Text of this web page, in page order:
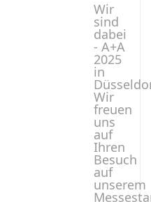
Wir
sind
dabei
- A+A
2025
in
Wir
freuen
uns
auf
Ihren
Besuch
auf
unserem